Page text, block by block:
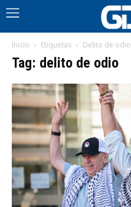
Inicio Etiquetas Delito de odio
Tag: delito de odio